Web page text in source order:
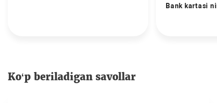
Bank kartasi
Ko‘p beriladigan savollar